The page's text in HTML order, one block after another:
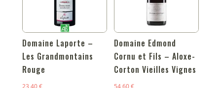
Domaine Laporte –
Les Grandmontains
Rouge
23,40€
Domaine Edmond
Cornu et Fils – Aloxe-
Corton Vieilles Vignes
54,60€